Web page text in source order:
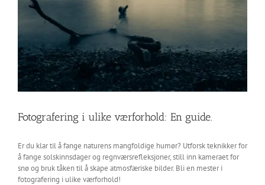
Fotografering i ulike værforhold: En guide.
Er du klar til å fange naturens mangfoldige humør? Utforsk teknikker for
å fange solskinnsdager og regnværsrefleksjoner, still inn kameraet for
snø og bruk tåken til å skape atmosfæriske bilder. Bli en mester i
fotografering i ulike værforhold!